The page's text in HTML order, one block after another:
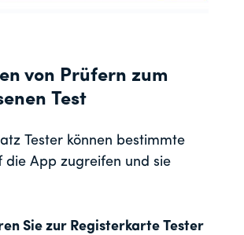
von Prüfern zum
Test
Tester können bestimmte
die App zugreifen und sie
Sie zur Registerkarte Tester